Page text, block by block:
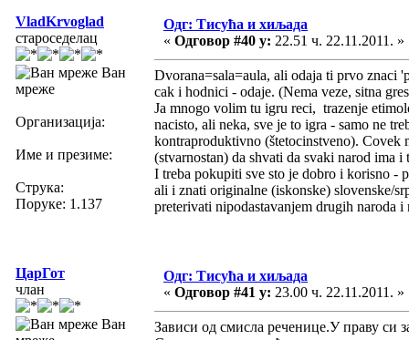
VladKrvoglad
староседелац
Ван
мреже
Организација:
Име и презиме:
Струка:
Поруке: 1.137
Одг: Тисућа и хиљада
« Одговор #40 у: 22.51 ч. 22.11.2011. »
Dvorana=sala=aula, ali odaja ti prvo znaci
cak i hodnici - odaje. (Nema veze, sitna
Ja mnogo volim tu igru reci, trazenje
nacisto, ali neka, sve je to igra - samo ne
kontraproduktivno (štetocinstveno). Covek
(stvarnostan) da shvati da svaki narod ima
I treba pokupiti sve sto je dobro i korisno -
ali i znati originalne (iskonske) slovenske/
preterivati nipodastavanjem drugih naroda
ЦарГот
члан
Ван
Одг: Тисућа и хиљада
« Одговор #41 у: 23.00 ч. 22.11.2011. »
Зависи од смисла реченице.У праву си